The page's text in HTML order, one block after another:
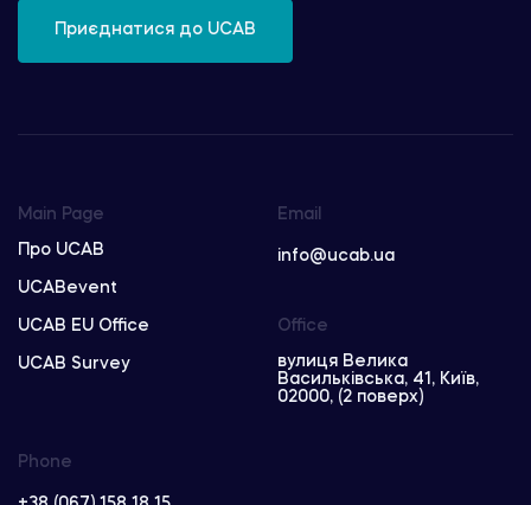
Приєднатися до UCAB
Main Page
Про UCAB
UCABevent
UCAB EU Office
UCAB Survey
Email
info@ucab.ua
Phone
Office
вулиця Велика
Васильківська, 41, Київ,
02000, (2 поверх)